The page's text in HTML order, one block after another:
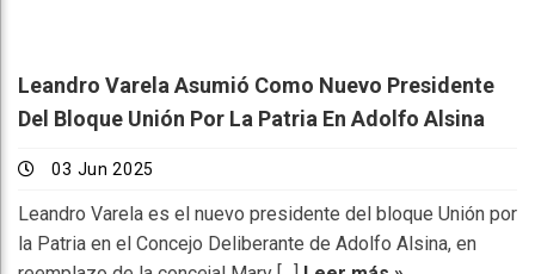
Leandro Varela Asumió Como Nuevo Presidente
Del Bloque Unión Por La Patria En Adolfo Alsina
03 Jun 2025
Leandro Varela es el nuevo presidente del bloque Unión por
la Patria en el Concejo Deliberante de Adolfo Alsina, en